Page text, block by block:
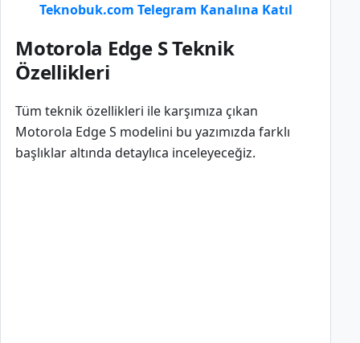
Teknobuk.com Telegram Kanalına Katıl
Motorola Edge S Teknik
Özellikleri
Tüm teknik özellikleri ile karşımıza çıkan
Motorola Edge S modelini bu yazımızda farklı
başlıklar altında detaylıca inceleyeceğiz.